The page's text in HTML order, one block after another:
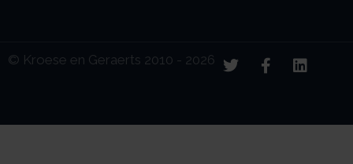
© Kroese en Geraerts 2010 - 2026